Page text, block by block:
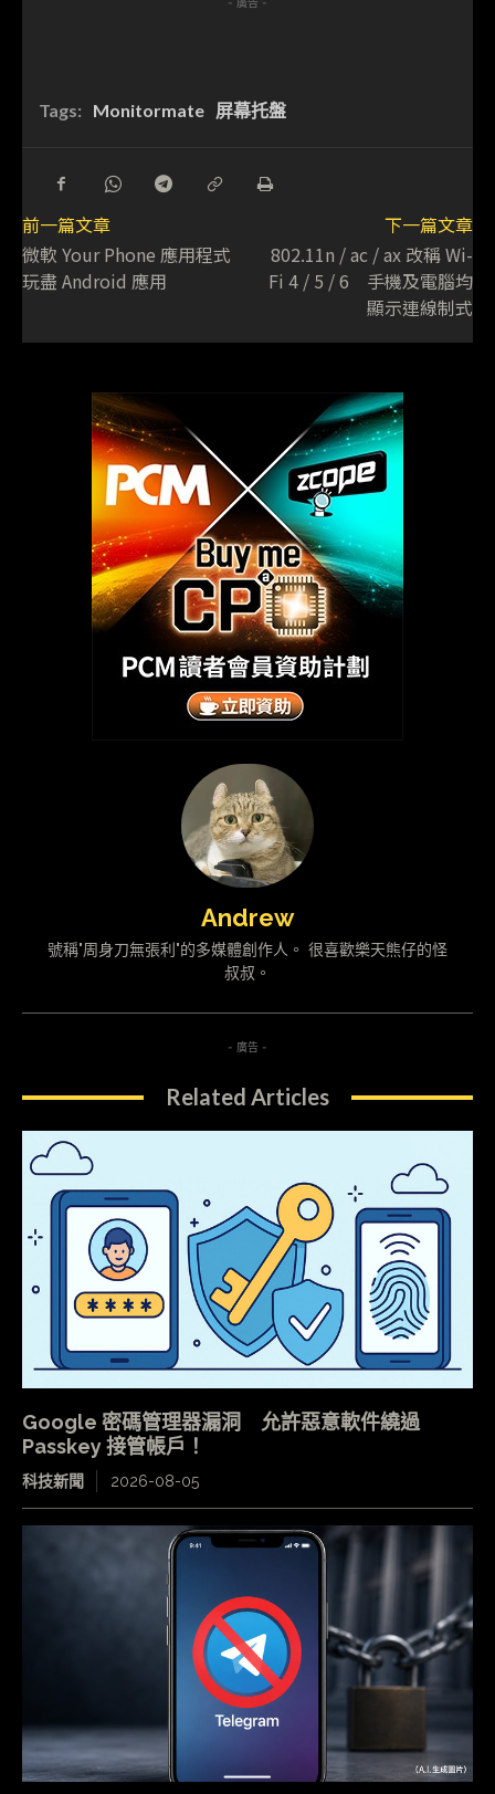
- 廣告 -
Tags: Monitormate 屏幕托盤
前一篇文章
微軟 Your Phone 應用程式
玩盡 Android 應用
下一篇文章
802.11n / ac / ax 改稱 Wi-
Fi 4 / 5 / 6 手機及電腦均
顯示連線制式
Andrew
號稱"周身刀無張利"的多媒體創作人。 很喜歡樂天熊仔的怪
叔叔。
- 廣告 -
Related Articles
Google 密碼管理器漏洞 允許惡意軟件繞過
Passkey 接管帳戶！
科技新聞 2026-08-05